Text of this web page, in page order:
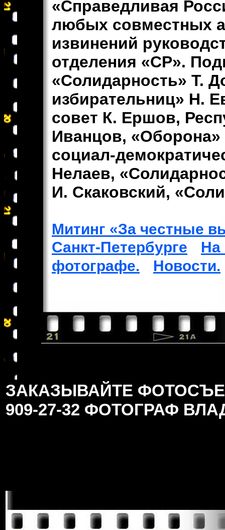
«Справедливая
любых совместных
извинений
отделения «СР».
«Солидарность» Т.
избирательниц» Н.
совет К. Ершов,
Иванцов,
социал-
Нелаев,
И. Скаковский,
Митинг «За честные
Санкт-Петербурге
На
фотографе.
Новости.
ЗАКАЗЫВАЙТЕ
909-27-32 ФОТОГРАФ